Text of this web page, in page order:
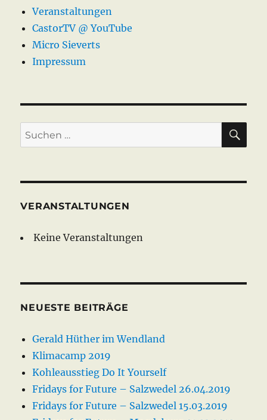
Veranstaltungen
CastorTV @ YouTube
Micro Sieverts
Impressum
Suche
nach:
VERANSTALTUNGEN
Keine Veranstaltungen
NEUESTE BEITRÄGE
Gerald Hüther im Wendland
Klimacamp 2019
Kohleausstieg Do It Yourself
Fridays for Future – Salzwedel 26.04.2019
Fridays for Future – Salzwedel 15.03.2019